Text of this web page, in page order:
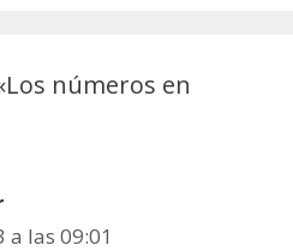
números en
a las 09:01